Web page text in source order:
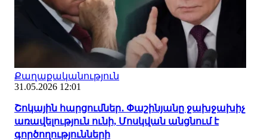
Քաղաքականություն
31.05.2026 12:01
Շոկային հարցումներ․ Փաշինյանը ջախջախիչ
առավելություն ունի, Մոսկվան անցնում է
գործողությունների